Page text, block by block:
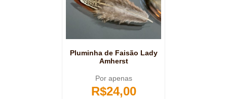
Pluminha de Faisão Lady
Amherst
Por apenas
R$24,00